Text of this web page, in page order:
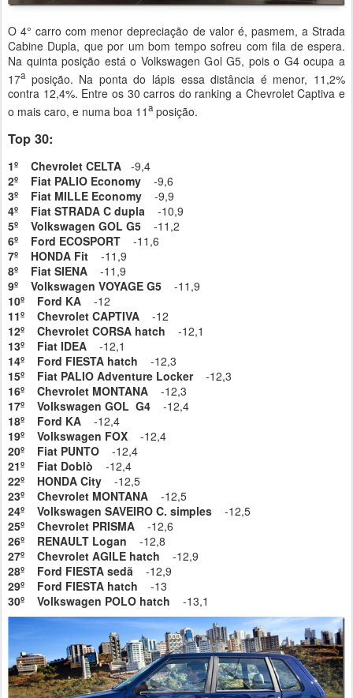
O 4° carro com menor depreciação de valor é, pasmem, a Strada
Cabine Dupla, que por um bom tempo sofreu com fila de espera.
Na quinta posição está o Volkswagen Gol G5, pois o G4 ocupa a
17aposição. Na ponta do lápis essa distância é menor, 11,2%
contra 12,4%. Entre os 30 carros do ranking a Chevrolet Captiva e
o mais caro, e numa boa 11aposição.
Top 30:
1º Chevrolet CELTA -9,4
2º Fiat PALIO Economy -9,6
3º Fiat MILLE Economy -9,9
4º Fiat STRADA C dupla -10,9
5º Volkswagen GOL G5 -11,2
6º Ford ECOSPORT -11,6
7º HONDA Fit -11,9
8º Fiat SIENA -11,9
9º Volkswagen VOYAGE G5 -11,9
10º Ford KA -12
11º Chevrolet CAPTIVA -12
12º Chevrolet CORSA hatch -12,1
13º Fiat IDEA -12,1
14º Ford FIESTA hatch -12,3
15º Fiat PALIO Adventure Locker-12,3
16º Chevrolet MONTANA -12,3
17º Volkswagen GOL G4 -12,4
18º Ford KA -12,4
19º Volkswagen FOX -12,4
20º Fiat PUNTO -12,4
21º Fiat Doblò -12,4
22º HONDA City -12,5
23º Chevrolet MONTANA -12,5
24º Volkswagen SAVEIRO C. simples -12,5
25º Chevrolet PRISMA -12,6
26º RENAULT Logan -12,8
27º Chevrolet AGILE hatch -12,9
28º Ford FIESTA sedã -12,9
29º Ford FIESTA hatch -13
30º Volkswagen POLO hatch -13,1